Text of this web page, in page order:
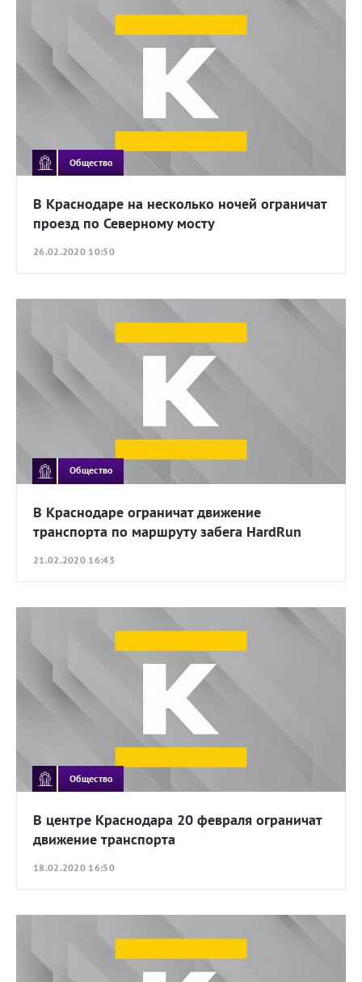
Общество
В Краснодаре на несколько ночей ограничат
проезд по Северному мосту
26.02.2020 10:50
Общество
В Краснодаре ограничат движение
транспорта по маршруту забега HardRun
21.02.2020 16:43
Общество
В центре Краснодара 20 февраля ограничат
движение транспорта
18.02.2020 16:50